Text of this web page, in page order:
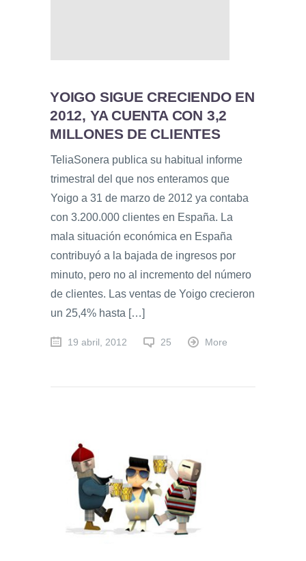
YOIGO SIGUE CRECIENDO EN
2012, YA CUENTA CON 3,2
MILLONES DE CLIENTES
TeliaSonera publica su habitual informe
trimestral del que nos enteramos que
Yoigo a 31 de marzo de 2012 ya contaba
con 3.200.000 clientes en España. La
mala situación económica en España
contribuyó a la bajada de ingresos por
minuto, pero no al incremento del número
de clientes. Las ventas de Yoigo crecieron
un 25,4% hasta […]
19 abril, 2012 25 More